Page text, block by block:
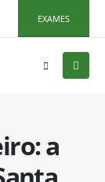
EXAMES
a